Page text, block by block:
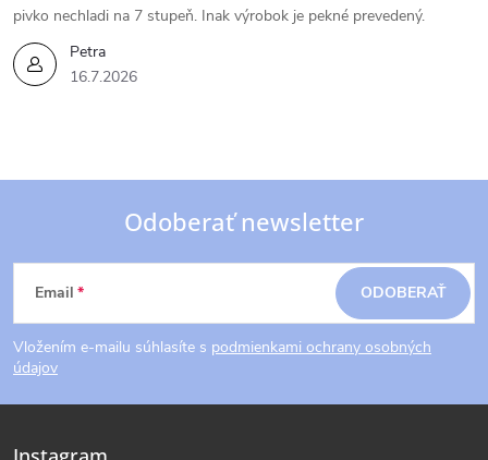
Petra
16.7.2026
pivko nechladi na 7 stupeň. Inak výrobok je pekné prevedený.
Z
á
p
ä
Odoberať newsletter
Email
Vložením e-mailu súhlasíte s podmienkami ochrany osobných
údajov
ODOBERAŤ